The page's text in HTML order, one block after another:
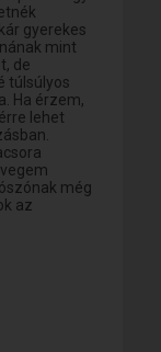
gyerekes
mint
de
túlsúlyos
Ha érzem,
lehet
még
az